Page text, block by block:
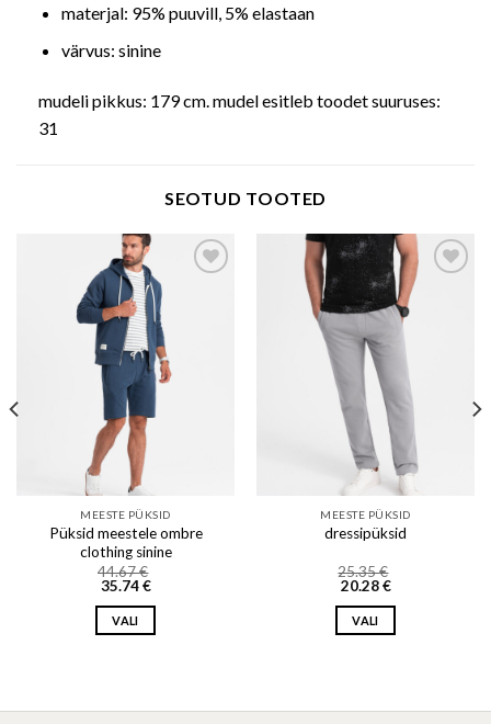
materjal: 95% puuvill, 5% elastaan
värvus: sinine
mudeli pikkus: 179 cm. mudel esitleb toodet suuruses:
31
SEOTUD TOOTED
Add to wishlist
MEESTE PÜKSID
Püksid meestele ombre
clothing sinine
44.67€
35.74€
VALI
multiple
Add to wishlist
MEESTE PÜKSID
dressipüksid
25.35€
20.28€
VALI
multiple